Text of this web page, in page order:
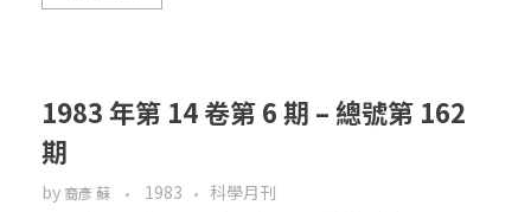
1983 年第 14 卷第 6 期 – 總號第 162
期
by 裔彥 蘇 1983 科學月刊